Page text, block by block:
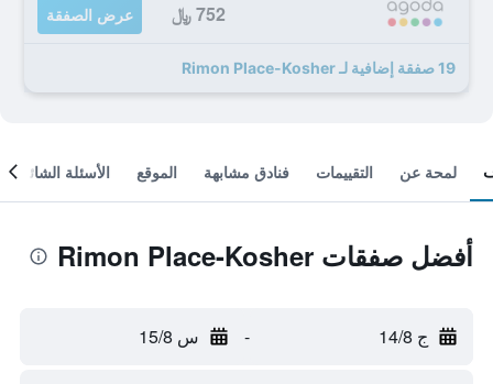
752 ﷼ عرض الصفقة
19 صفقة إضافية لـ Rimon Place-Kosher
لمحة عن التقييمات فنادق مشابهة الموقع الأسئلة الشائعة
أفضل صفقات Rimon Place-Kosher
ج 14/8 - س 15/8